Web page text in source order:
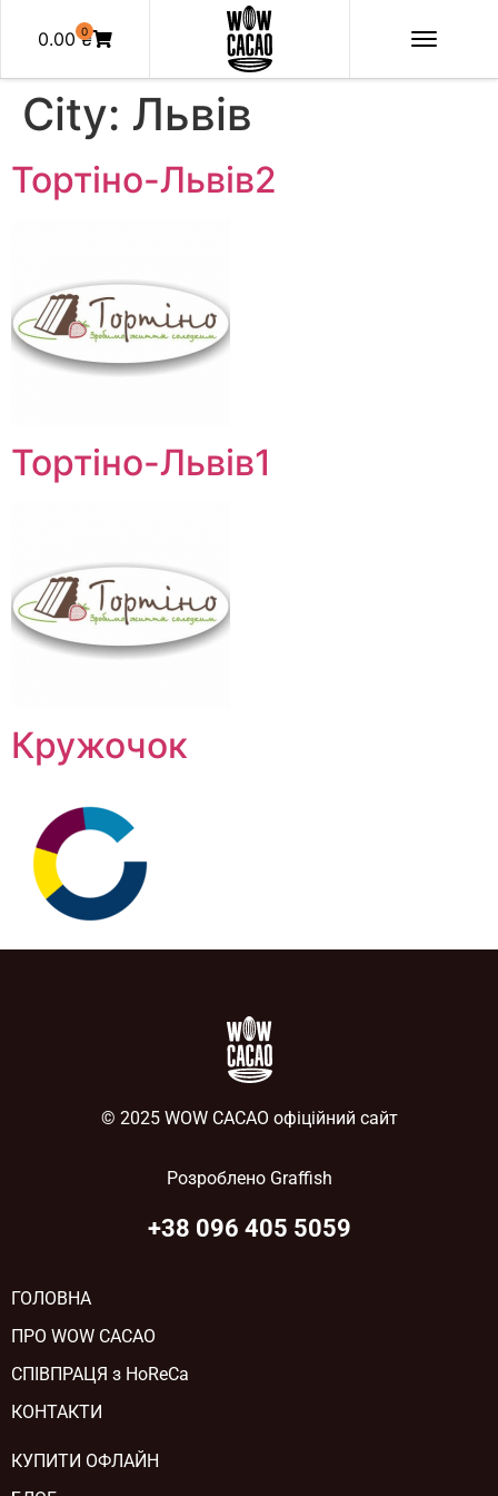
0.00₴
0
City: Львів
Тортіно-Львів2
Тортіно-Львів1
Кружочок
© 2025 WOW CACAO офіційний сайт
Розроблено Graffish
+38 096 405 5059
ГОЛОВНА
ПРО WOW CACAO
СПІВПРАЦЯ з HoReCa
КОНТАКТИ
КУПИТИ ОФЛАЙН